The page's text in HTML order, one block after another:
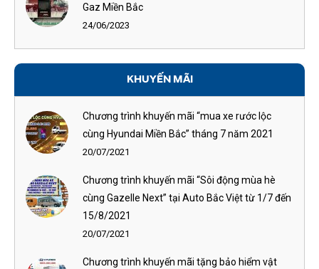
Gaz Miền Bắc
24/06/2023
KHUYẾN MÃI
Chương trình khuyến mãi “mua xe rước lộc
cùng Hyundai Miền Bắc” tháng 7 năm 2021
20/07/2021
Chương trình khuyến mãi “Sôi động mùa hè
cùng Gazelle Next” tại Auto Bắc Việt từ 1/7 đến
15/8/2021
20/07/2021
Chương trình khuyến mãi tặng bảo hiểm vật